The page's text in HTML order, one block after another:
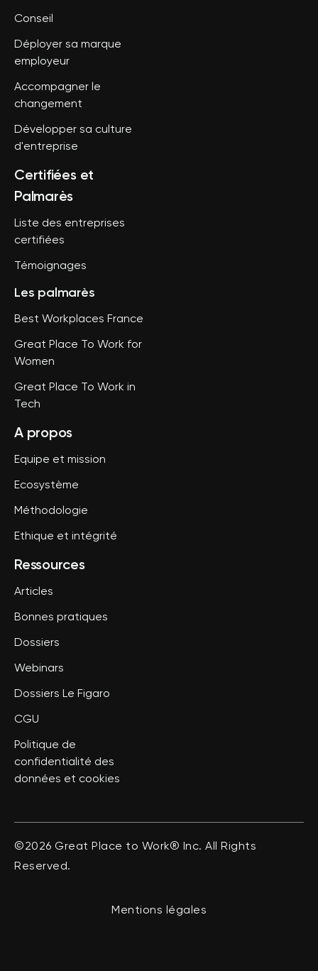
Conseil
Déployer sa marque
employeur
Accompagner le
changement
Développer sa culture
d'entreprise
Certifiées et
Palmarès
Liste des entreprises
certifiées
Témoignages
Les palmarès
Best Workplaces France
Great Place To Work for
Women
Great Place To Work in
Tech
A propos
Equipe et mission
Ecosystème
Méthodologie
Ethique et intégrité
Ressources
Articles
Bonnes pratiques
Dossiers
Webinars
Dossiers Le Figaro
CGU
Politique de
confidentialité des
données et cookies
©2026 Great Place to Work® Inc. All Rights
Reserved.
Mentions légales